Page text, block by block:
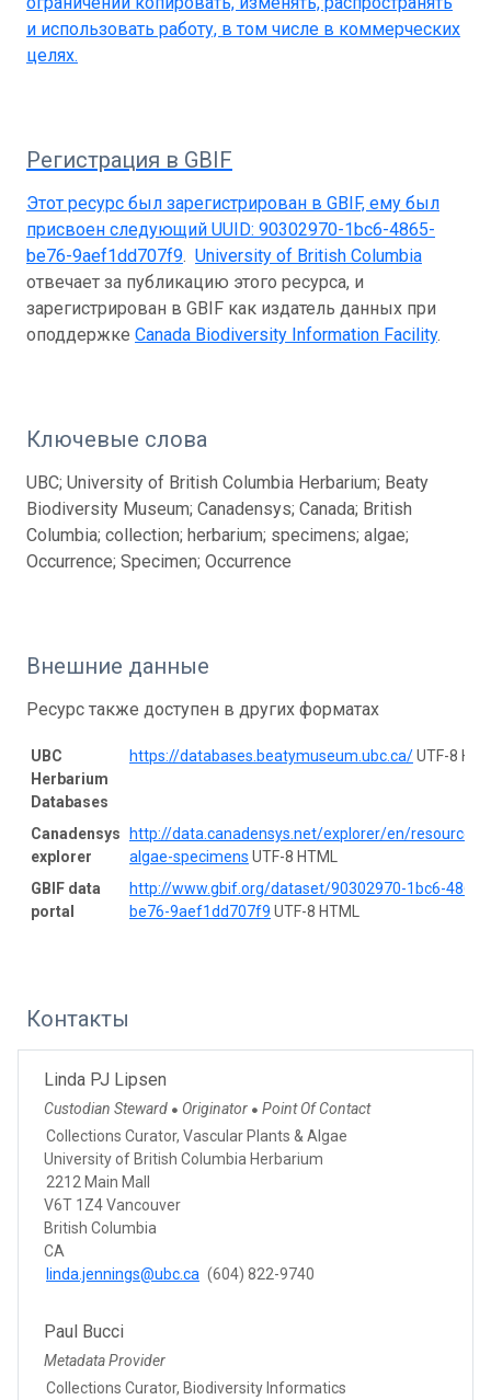
и использовать работу, в том числе в коммерческих
целях.
Регистрация в GBIF
Этот ресурс был зарегистрирован в GBIF, ему был
присвоен следующий UUID: 90302970-1bc6-4865-
be76-9aef1dd707f9. University of British Columbia
отвечает за публикацию этого ресурса, и
зарегистрирован в GBIF как издатель данных при
оподдержке Canada Biodiversity Information Facility.
Ключевые слова
UBC; University of British Columbia Herbarium; Beaty
Biodiversity Museum; Canadensys; Canada; British
Columbia; collection; herbarium; specimens; algae;
Occurrence; Specimen; Occurrence
Внешние данные
Ресурс также доступен в других форматах
UBC
Herbarium
Databases
https://databases.beatymuseum.ubc.ca/UTF-8
Canadensys
explorer
http://data.canadensys.net/explorer/en/resources/
algae-specimens UTF-8 HTML
GBIF data
portal
http://www.gbif.org/dataset/90302970-1bc6-4865-
be76-9aef1dd707f9 UTF-8 HTML
Контакты
Linda PJ Lipsen
Custodian Steward ● Originator ● Point Of Contact
Collections Curator, Vascular Plants & Algae
University of British Columbia Herbarium
2212 Main Mall
V6T 1Z4 Vancouver
British Columbia
CA
linda.jennings@ubc.ca (604) 822-9740
Paul Bucci
Metadata Provider
Collections Curator, Biodiversity Informatics